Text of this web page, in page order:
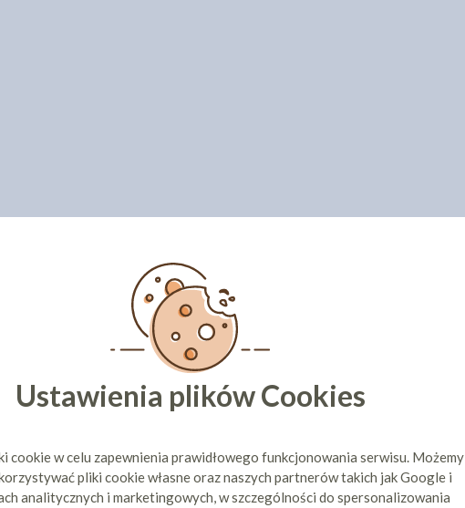
Ustawienia plików Cookies
cookie w celu zapewnienia prawidłowego funkcjonowania serwisu. Możemy
pliki cookie własne oraz naszych partnerów takich jak Google i
analitycznych i marketingowych, w szczególności do spersonalizowania